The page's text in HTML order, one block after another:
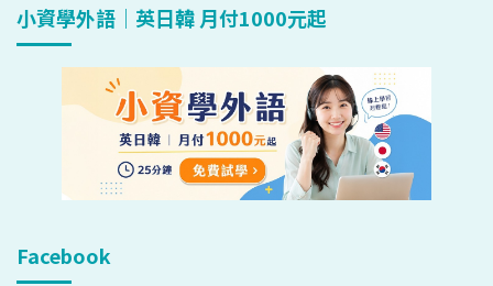
小資學外語｜英日韓 月付1000元起
Facebook